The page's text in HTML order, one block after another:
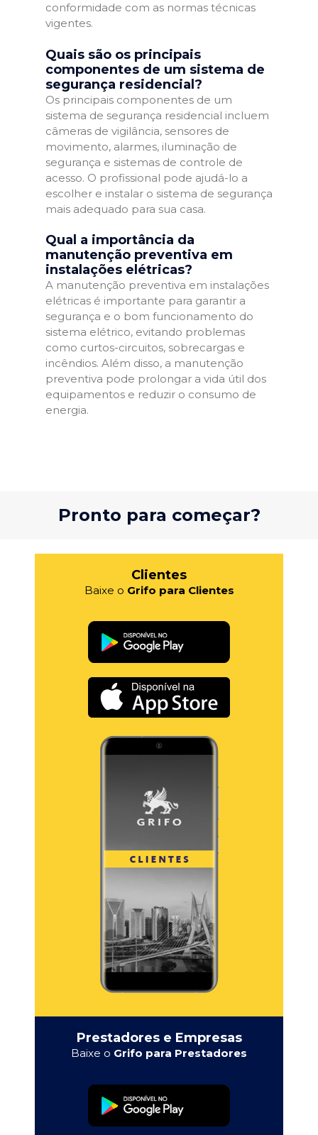
conformidade com as normas técnicas
vigentes.
Quais são os principais
componentes de um sistema de
segurança residencial?
Os principais componentes de um
sistema de segurança residencial incluem
câmeras de vigilância, sensores de
movimento, alarmes, iluminação de
segurança e sistemas de controle de
acesso. O profissional pode ajudá-lo a
escolher e instalar o sistema de segurança
mais adequado para sua casa.
Qual a importância da
manutenção preventiva em
instalações elétricas?
A manutenção preventiva em instalações
elétricas é importante para garantir a
segurança e o bom funcionamento do
sistema elétrico, evitando problemas
como curtos-circuitos, sobrecargas e
incêndios. Além disso, a manutenção
preventiva pode prolongar a vida útil dos
equipamentos e reduzir o consumo de
energia.
Pronto para começar?
Clientes
Baixe o Grifo para Clientes
Prestadores e Empresas
Baixe o Grifo para Prestadores